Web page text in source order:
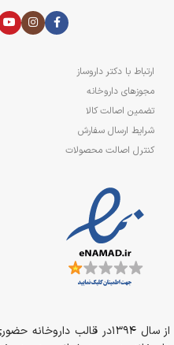
ارتباط با دکتر داروساز
مجوزهای داروخانه
تضمین اصالت کالا
شرایط ارسال سفارش
کنترل اصالت محصولات